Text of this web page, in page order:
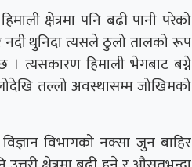
क्षेत्रमा पनि बढी पानी परेको
थुनिदा त्यसले ठुलो तालको रूप
त्यसकारण हिमाली भेगबाट बग्ने
तल्लो अवस्थासम्म जोखिमको
विभागको नक्सा जुन बाहिर